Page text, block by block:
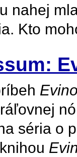
nahej
Kto
séria o